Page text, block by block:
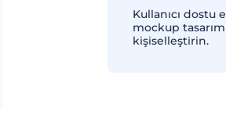
Kullanıcı dostu
mockup
kişiselleştirin.